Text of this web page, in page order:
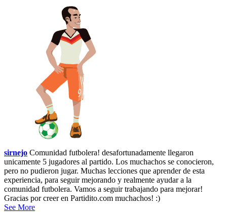
sirnejo Comunidad futbolera! desafortunadamente llegaron
unicamente 5 jugadores al partido. Los muchachos se conocieron,
pero no pudieron jugar. Muchas lecciones que aprender de esta
experiencia, para seguir mejorando y realmente ayudar a la
comunidad futbolera. Vamos a seguir trabajando para mejorar!
Gracias por creer en Partidito.com muchachos! :)
See More